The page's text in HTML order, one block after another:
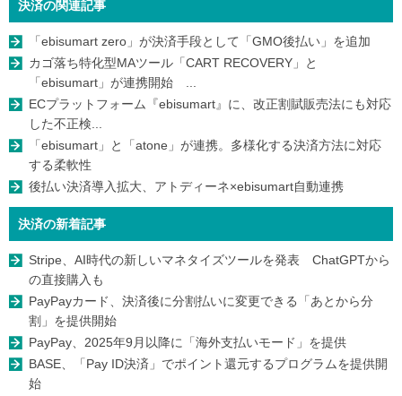
決済の関連記事
「ebisumart zero」が決済手段として「GMO後払い」を追加
カゴ落ち特化型MAツール「CART RECOVERY」と
「ebisumart」が連携開始 ...
ECプラットフォーム『ebisumart』に、改正割賦販売法にも対応
した不正検...
「ebisumart」と「atone」が連携。多様化する決済方法に対応
する柔軟性
後払い決済導入拡大、アトディーネ×ebisumart自動連携
決済の新着記事
Stripe、AI時代の新しいマネタイズツールを発表 ChatGPTから
の直接購入も
PayPayカード、決済後に分割払いに変更できる「あとから分
割」を提供開始
PayPay、2025年9月以降に「海外支払いモード」を提供
BASE、「Pay ID決済」でポイント還元するプログラムを提供開
始